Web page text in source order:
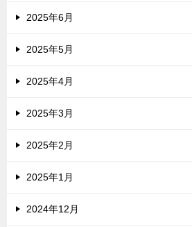
2025年6月
2025年5月
2025年4月
2025年3月
2025年2月
2025年1月
2024年12月